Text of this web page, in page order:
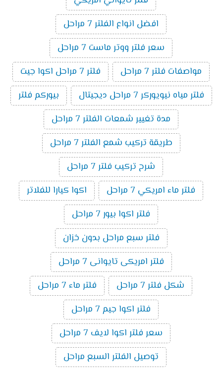
افضل انواع الفلتر 7 مراحل
سعر فلتر ووتر ماست 7 مراحل
مواصفات فلتر 7 مراحل
فلتر 7 مراحل اكوا جيت
فلتر مياه نيويوركر 7 مراحل ديجيتال
بيوركم فلتر
مدة تغيير شمعات الفلتر 7 مراحل
طريقة تركيب شمع الفلتر 7 مراحل
شرح تركيب فلتر 7 مراحل
فلتر ماء امريكي 7 مراحل
اكوا كيارا للفلاتر
فلتر اكوا بيور 7 مراحل
فلتر سبع مراحل بدون خزان
فلتر امريكى تايوانى 7 مراحل
شكل فلتر 7 مراحل
فلتر ماء 7 مراحل
فلتر اكوا جيم 7 مراحل
سعر فلتر اكوا لايف 7 مراحل
توصيل الفلتر السبع مراحل